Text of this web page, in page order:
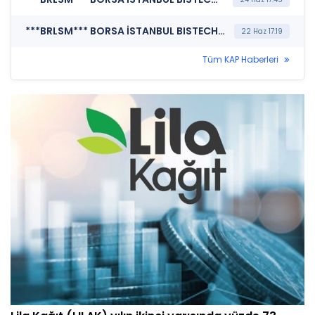
***BRLSM*** BORSA İSTANBUL BISTECH DEVRE KESİCİ UYGULAMASI (Pay Bazında Devre Kesici Bildirimi) 22 Haz 17:19
Tüm KAP Haberleri